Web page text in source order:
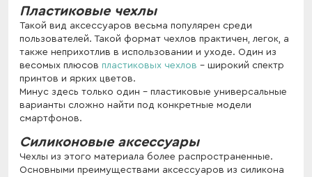
Пластиковые чехлы
Такой вид аксессуаров весьма популярен среди
пользователей. Такой формат чехлов практичен, легок, а
также неприхотлив в использовании и уходе. Один из
весомых плюсов пластиковых чехлов - широкий спектр
принтов и ярких цветов.
Минус здесь только один - пластиковые универсальные
варианты сложно найти под конкретные модели
смартфонов.
Силиконовые аксессуары
Чехлы из этого материала более распространенные.
Основными преимуществами аксессуаров из силикона